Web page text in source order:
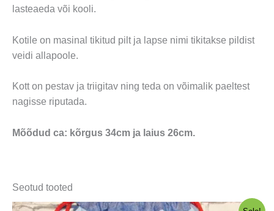
lasteaeda või kooli.
Kotile on masinal tikitud pilt ja lapse nimi tikitakse pildist
veidi allapoole.
Kott on pestav ja triigitav ning teda on võimalik paeltest
nagisse riputada.
Mõõdud ca: kõrgus 34cm ja laius 26cm.
Seotud tooted